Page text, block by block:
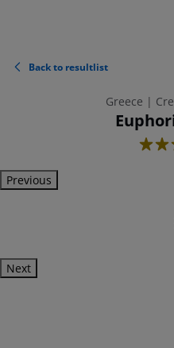
Back to resultlist
Greece |
5
Previous
Next